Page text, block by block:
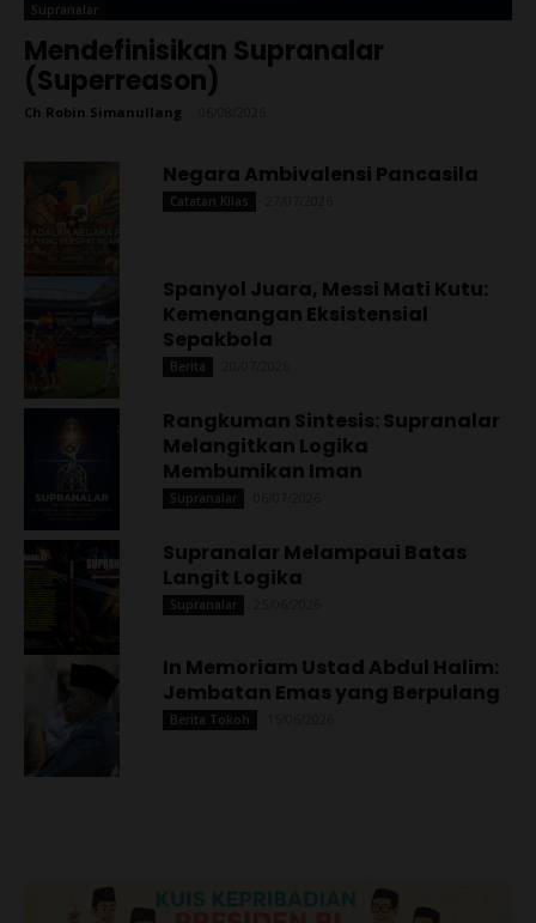
Supranalar
Mendefinisikan Supranalar
(Superreason)
Ch Robin Simanullang
Negara Ambivalensi Pancasila
Catatan Kilas
Spanyol Juara, Messi Mati Kutu:
Kemenangan Eksistensial
Sepakbola
Berita
Rangkuman Sintesis: Supranalar
Melangitkan Logika
Membumikan Iman
Supranalar
Supranalar Melampaui Batas
Langit Logika
Supranalar
In Memoriam Ustad Abdul Halim:
Jembatan Emas yang Berpulang
Berita Tokoh